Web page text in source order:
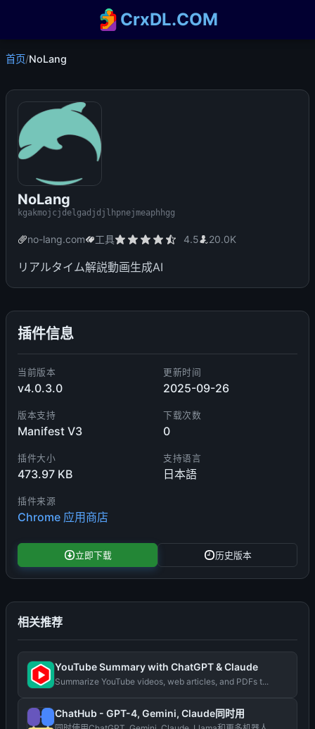
CrxDL.COM
首页/NoLang
NoLang
kgakmojcjdelgadjdjlhpnejmeaphhgg
no-lang.com 工具 4.5 20.0K
リアルタイム解説動画生成AI
插件信息
当前版本
v4.0.3.0
更新时间
2025-09-26
版本支持
Manifest V3
下载次数
0
插件大小
473.97 KB
支持语言
日本語
插件来源
Chrome 应用商店
立即下载 历史版本
相关推荐
YouTube Summary with ChatGPT & Claude
Summarize YouTube videos, web articles, and PDFs t...
ChatHub - GPT-4, Gemini, Claude同时用